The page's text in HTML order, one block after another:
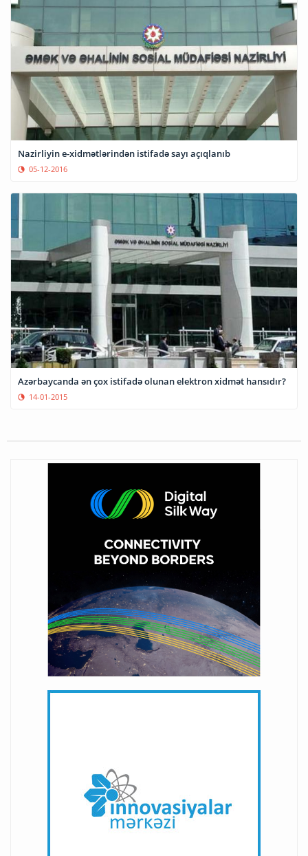
Nazirliyin e-xidmətlərindən istifadə sayı açıqlanıb
05-12-2016
Azərbaycanda ən çox istifadə olunan elektron xidmət hansıdır?
14-01-2015